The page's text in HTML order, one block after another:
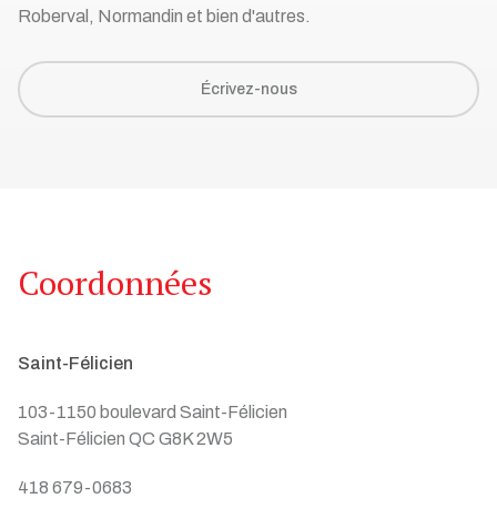
Roberval, Normandin et bien d'autres.
Écrivez-nous
Coordonnées
Saint-Félicien
103-1150 boulevard Saint-Félicien
Saint-Félicien QC G8K 2W5
418 679-0683